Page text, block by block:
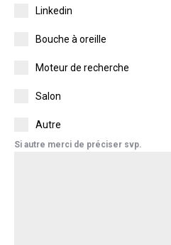
Linkedin
Bouche à oreille
Moteur de recherche
Salon
Autre
Si autre merci de préciser svp.